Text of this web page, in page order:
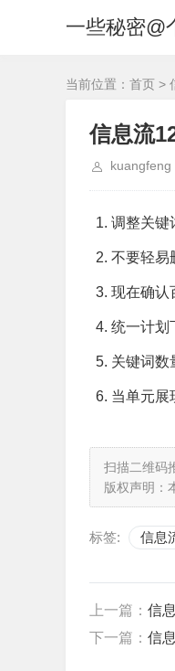
一些秘密@
当前位置： 首页 >
信息流
kuangfeng
调整关键
不要轻易
现在确认
统一计划
关键词数
当单元展
扫描二维码
版权声明：
标签: 信息
上一篇： 信
下一篇： 信